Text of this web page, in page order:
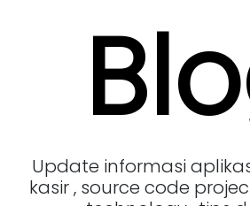
Update informasi
kasir , source code